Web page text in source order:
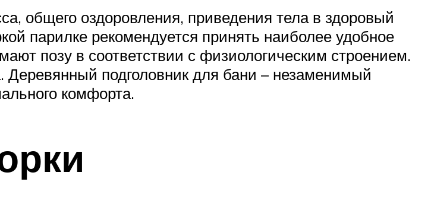
общего оздоровления, приведения тела в здоровый
парилке рекомендуется принять наиболее удобное
позу в соответствии с физиологическим строением.
подголовник для бани – незаменимый
комфорта.